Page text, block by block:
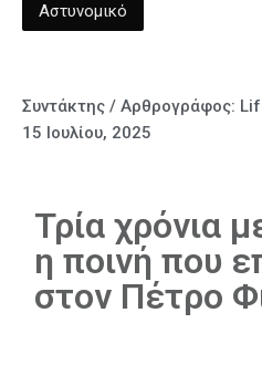
Αστυνομικό
Συντάκτης / Αρθρογράφος:
15 Ιουλίου, 2025
Τρία χρόνια
η ποινή που
στον Πέτρο